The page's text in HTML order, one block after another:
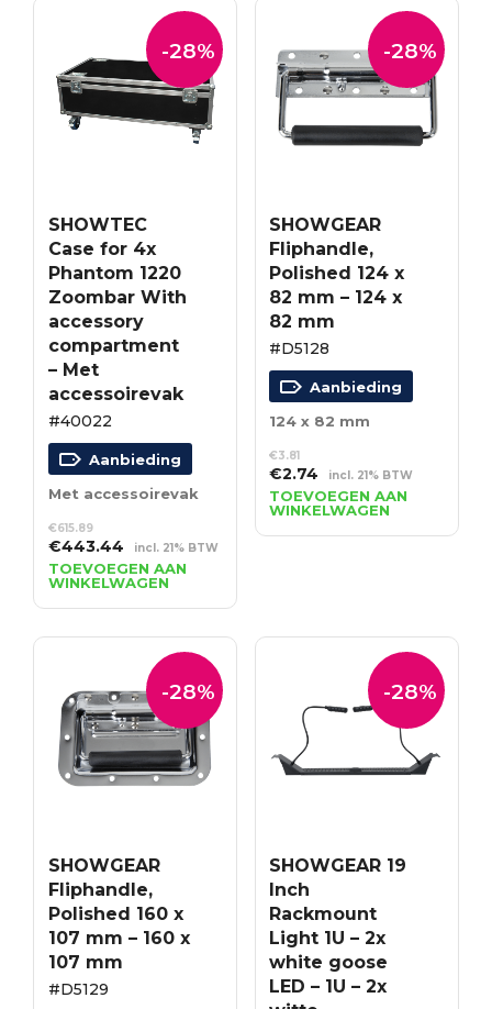
-28%
SHOWTEC
Case for 4x
Phantom 1220
Zoombar With
accessory
compartment
– Met
accessoirevak
#40022
Aanbieding
Met accessoirevak
€615.89
Oorspronkelijke
prijs
was:
€615.89.
€443.44Huidige
prijs
is:
€443.44.
incl. 21% BTW
TOEVOEGEN AAN
WINKELWAGEN
-28%
SHOWGEAR
Fliphandle,
Polished 124 x
82 mm – 124 x
82 mm
#D5128
Aanbieding
124 x 82 mm
€3.81
Oorspronkelijke
prijs
was:
€3.81.
€2.74 Huidige
prijs
is:
€2.74.
incl. 21% BTW
TOEVOEGEN AAN
WINKELWAGEN
-28%
SHOWGEAR
Fliphandle,
Polished 160 x
107 mm – 160 x
107 mm
#D5129
-28%
SHOWGEAR 19
Inch
Rackmount
Light 1U – 2x
white goose
LED – 1U – 2x